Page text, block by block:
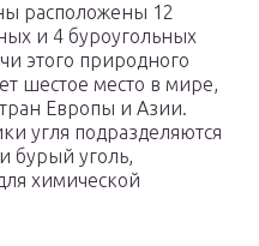
расположены 12
и 4 буроугольных
этого природного
шестое место в мире,
Европы и Азии.
угля подразделяются
бурый уголь,
химической